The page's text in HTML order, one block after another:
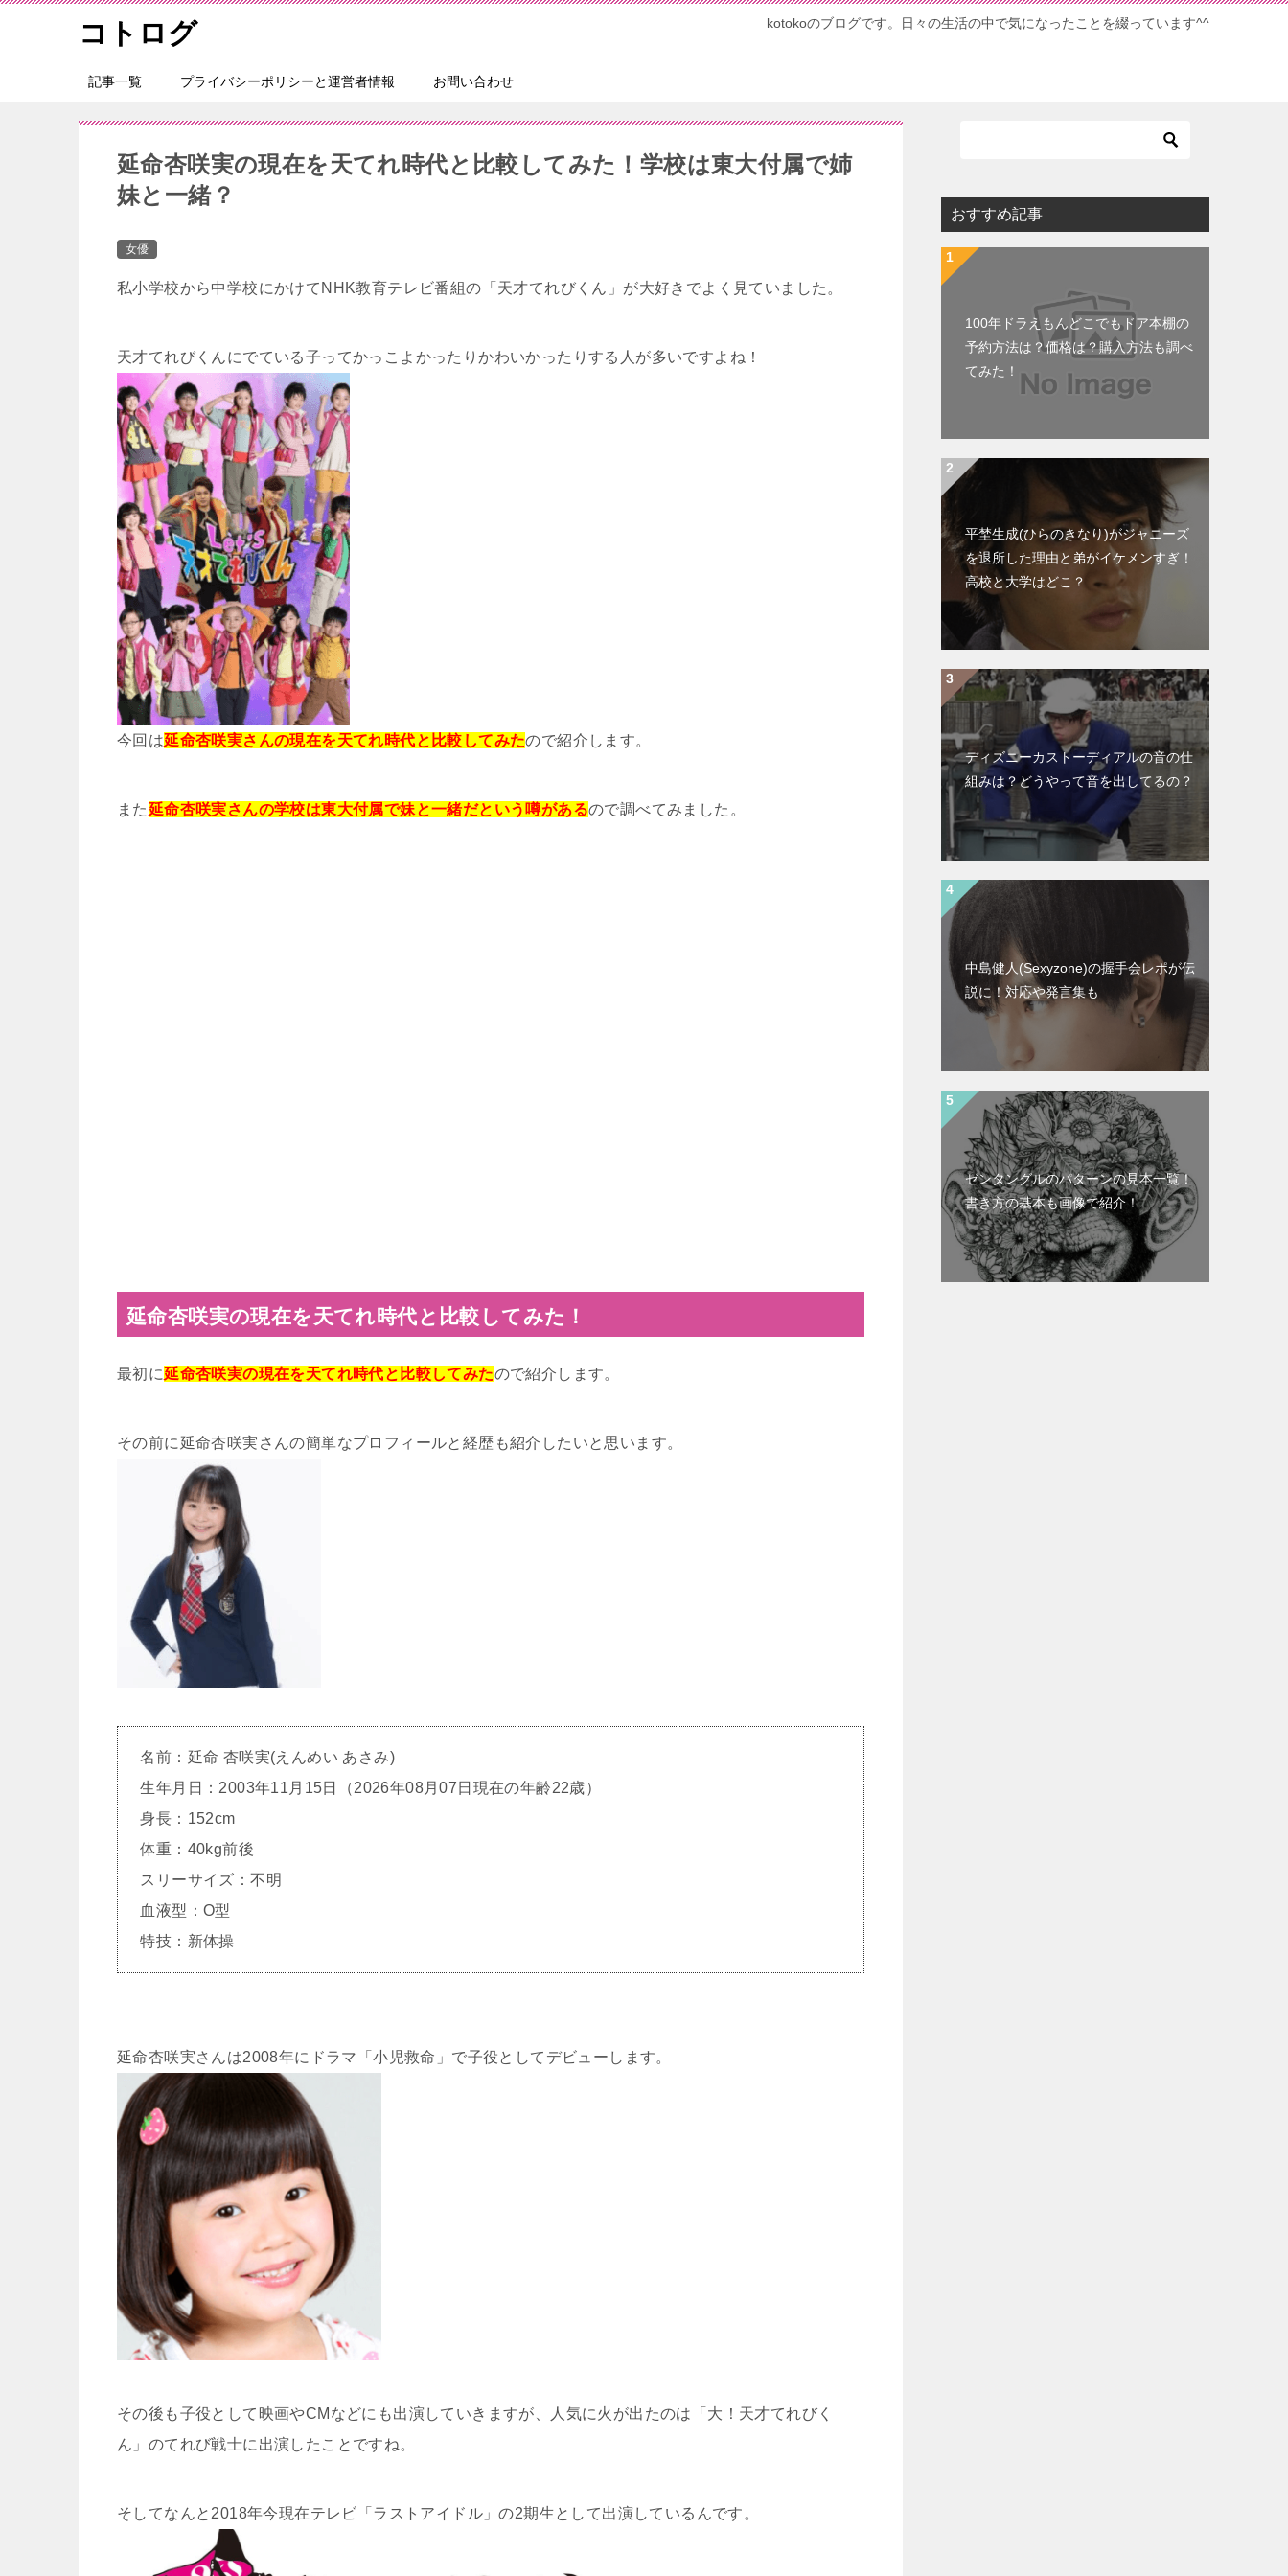
コトログ kotokoのブログです。日々の生活の中で気になったことを綴っています^^
記事一覧 プライバシーポリシーと運営者情報 お問い合わせ
延命杏咲実の現在を天てれ時代と比較してみた！学校は東大付属で姉
妹と一緒？
女優
私小学校から中学校にかけてNHK教育テレビ番組の「天才てれびくん」が大好きでよく見ていました。
天才てれびくんにでている子ってかっこよかったりかわいかったりする人が多いですよね！
今回は延命杏咲実さんの現在を天てれ時代と比較してみたので紹介します。
また延命杏咲実さんの学校は東大付属で妹と一緒だという噂があるので調べてみました。
延命杏咲実の現在を天てれ時代と比較してみた！
最初に延命杏咲実の現在を天てれ時代と比較してみたので紹介します。
その前に延命杏咲実さんの簡単なプロフィールと経歴も紹介したいと思います。
名前：延命 杏咲実(えんめい あさみ)
生年月日：2003年11月15日（2026年08月07日現在の年齢22歳）
身長：152cm
体重：40kg前後
スリーサイズ：不明
血液型：O型
特技：新体操
延命杏咲実さんは2008年にドラマ「小児救命」で子役としてデビューします。
その後も子役として映画やCMなどにも出演していきますが、人気に火が出たのは「大！天才てれびく
ん」のてれび戦士に出演したことですね。
そしてなんと2018年今現在テレビ「ラストアイドル」の2期生として出演しているんです。
おすすめ記事
100年ドラえもんどこでもドア本棚の
予約方法は？価格は？購入方法も調べ
てみた！
平埜生成(ひらのきなり)がジャニーズ
を退所した理由と弟がイケメンすぎ！
高校と大学はどこ？
ディズニーカストーディアルの音の仕
組みは？どうやって音を出してるの？
中島健人(Sexyzone)の握手会レポが伝
説に！対応や発言集も
ゼンタングルのパターンの見本一覧！
書き方の基本も画像で紹介！